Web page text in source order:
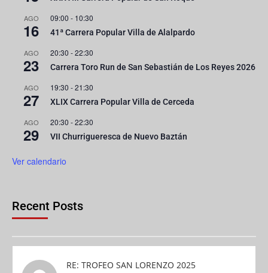
AGO
16
09:00 - 10:30
41ª Carrera Popular Villa de Alalpardo
AGO
23
20:30 -22:30
Carrera Toro Run de San Sebastián de Los Reyes 2026
AGO
27
19:30 -21:30
XLIX Carrera Popular Villa de Cerceda
AGO
29
20:30 -22:30
VII Churrigueresca de Nuevo Baztán
Ver calendario
Recent Posts
RE: TROFEO SAN LORENZO 2025